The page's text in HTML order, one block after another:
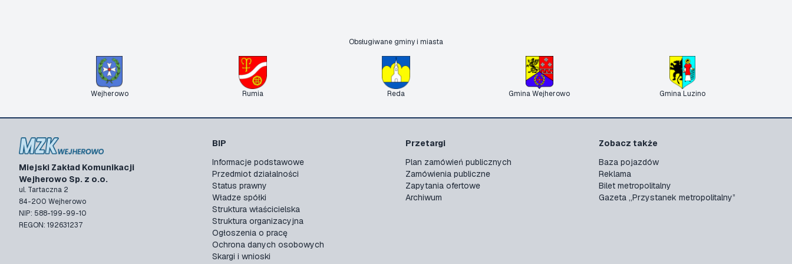
Obsługiwane gminy i miasta
Wejherowo Rumia Reda Gmina Wejherowo Gmina Luzino
Miejski Zakład Komunikacji
Wejherowo Sp. z o.o.
ul. Tartaczna 2
84-200 Wejherowo
NIP: 588-199-99-10
REGON: 192631237
BIP
Informacje podstawowe
Przedmiot działalności
Status prawny
Władze spółki
Struktura właścicielska
Struktura organizacyjna
Ogłoszenia o pracę
Ochrona danych osobowych
Skargi i wnioski
Przetargi
Plan zamówień publicznych
Zamówienia publiczne
Zapytania ofertowe
Archiwum
Zobacz także
Baza pojazdów
Reklama
Bilet metropolitalny
Gazeta „Przystanek metropolitalny”